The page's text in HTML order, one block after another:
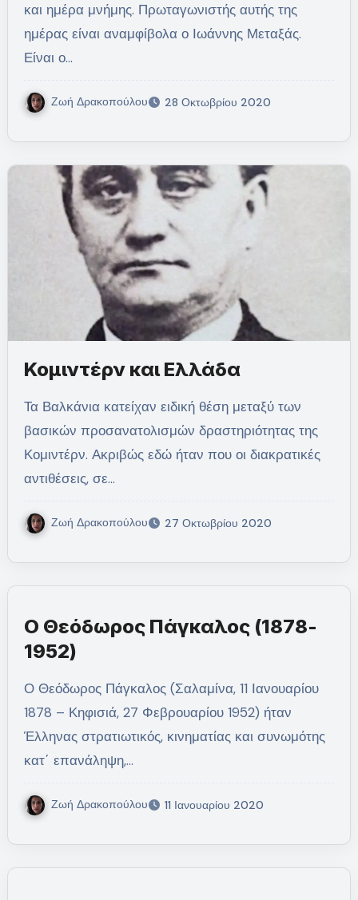
και ημέρα μνήμης. Πρωταγωνιστής αυτής της
ημέρας είναι αναμφίβολα ο Ιωάννης Μεταξάς.
Είναι ο…
Ζωή Δρακοπούλου 28 Οκτωβρίου 2020
Κομιντέρν και Ελλάδα
Τα Βαλκάνια κατείχαν ειδική θέση μεταξύ των
βασικών προσανατολισμών δραστηριότητας της
Κομιντέρν. Ακριβώς εδώ ήταν που οι διακρατικές
αντιθέσεις, σε…
Ζωή Δρακοπούλου 27 Οκτωβρίου 2020
Ο Θεόδωρος Πάγκαλος (1878-
1952)
Ο Θεόδωρος Πάγκαλος (Σαλαμίνα, 11 Ιανουαρίου
1878 – Κηφισιά, 27 Φεβρουαρίου 1952) ήταν
Έλληνας στρατιωτικός, κινηματίας και συνωμότης
κατ΄ επανάληψη,…
Ζωή Δρακοπούλου 11 Ιανουαρίου 2020